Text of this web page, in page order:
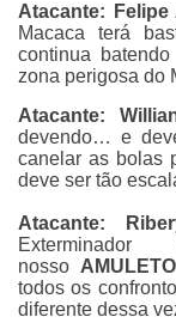
Atacante:
Macaca terá
continua
zona perigosa do
Atacante:
devendo… e
canelar as bolas
deve ser tão
Atacante:
nosso AMULETO
todos os
diferente dessa